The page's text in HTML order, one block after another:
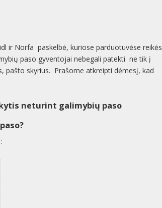
ir Norfa paskelbė, kuriose parduotuvėse reikės
paso gyventojai nebegali patekti ne tik į
pašto skyrius. Prašome atkreipti dėmesį, kad
neturint galimybių paso